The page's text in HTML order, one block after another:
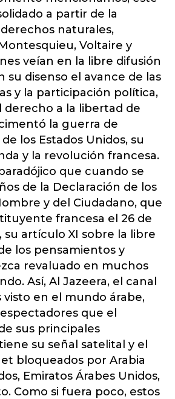
a partir de la
naturales,
Voltaire y
veían en la libre difusión
su disenso el avance de las
y la participación política,
a la libertad de
la guerra de
los Estados Unidos, su
y la revolución francesa.
que cuando se
de la Declaración de los
y del Ciudadano, que
francesa el 26 de
su artículo XI sobre la libre
los pensamientos y
revaluado en muchos
Así, Al Jazeera, el canal
visto en el mundo árabe,
que el
sus principales
su señal satelital y el
bloqueados por Arabia
Emiratos Árabes Unidos,
Como si fuera poco, estos